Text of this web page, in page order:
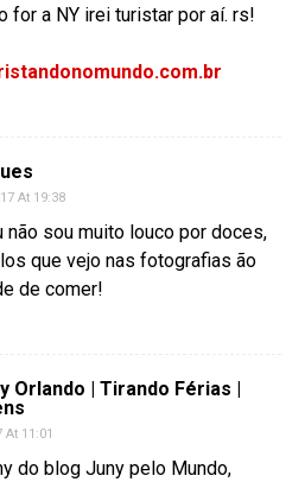
for a NY irei turistar por aí. rs!
At 19:38
não sou muito louco por doces,
que vejo nas fotografias ão
de comer!
Orlando | Tirando Férias |
11:01
do blog Juny pelo Mundo,